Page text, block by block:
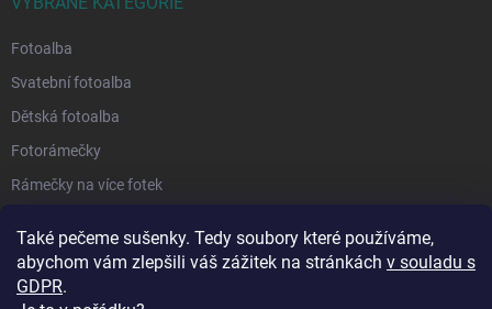
Také pečeme sušenky. Tedy soubory které používáme,
abychom vám zlepšili váš zážitek na stránkách v souladu s
GDPR.
Fotoalba
Svatební fotoalba
Dětská fotoalba
Fotorámečky
Rámečky na více fotek
Tvořivost a dárky